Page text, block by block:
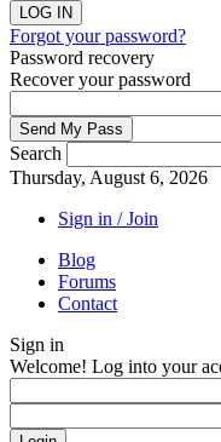
Forgot your password?
Password recovery
Recover your password
Search
Thursday, August 6, 2026
Sign in / Join
Blog
Forums
Contact
Sign in
Welcome! Log into your